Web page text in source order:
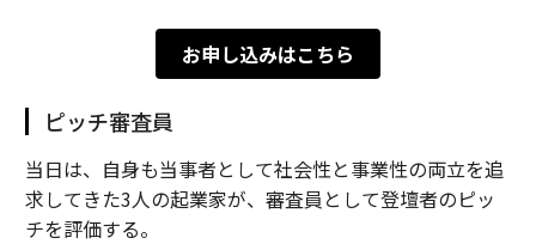
お申し込みはこちら
ピッチ審査員
当日は、自身も当事者として社会性と事業性の両立を追
求してきた3人の起業家が、審査員として登壇者のピッ
チを評価する。